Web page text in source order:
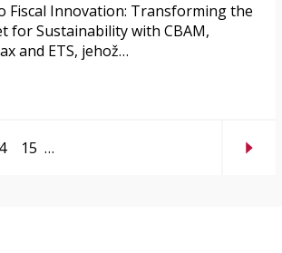
Fiscal Innovation: Transforming the
for Sustainability with CBAM,
and ETS, jehož…
15 …